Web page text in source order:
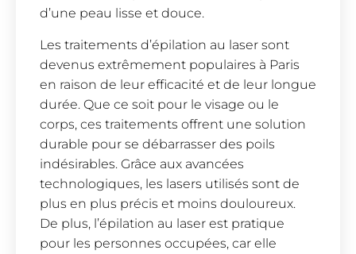
d’une peau lisse et douce.
Les traitements d’épilation au laser sont
devenus extrêmement populaires à Paris
en raison de leur efficacité et de leur longue
durée. Que ce soit pour le visage ou le
corps, ces traitements offrent une solution
durable pour se débarrasser des poils
indésirables. Grâce aux avancées
technologiques, les lasers utilisés sont de
plus en plus précis et moins douloureux.
De plus, l’épilation au laser est pratique
pour les personnes occupées, car elle